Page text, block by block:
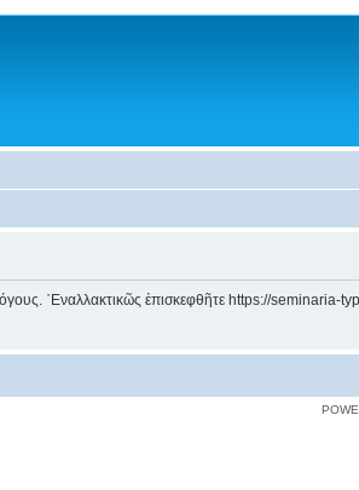
λόγους. ᾿Εναλλακτικῶς ἐπισκεφθῆτε https://